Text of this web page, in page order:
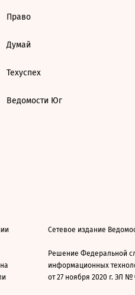
Право
Думай
Техуспех
Ведомости Юг
Сетевое издание
Решение Федеральной
информационных
от 27 ноября 2020 г. ЭЛ №